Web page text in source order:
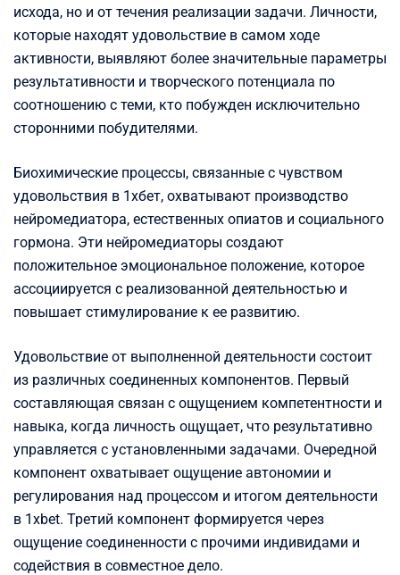
исхода, но и от течения реализации задачи. Личности,
которые находят удовольствие в самом ходе
активности, выявляют более значительные параметры
результативности и творческого потенциала по
соотношению с теми, кто побужден исключительно
сторонними побудителями.
Биохимические процессы, связанные с чувством
удовольствия в 1хбет, охватывают производство
нейромедиатора, естественных опиатов и социального
гормона. Эти нейромедиаторы создают
положительное эмоциональное положение, которое
ассоциируется с реализованной деятельностью и
повышает стимулирование к ее развитию.
Удовольствие от выполненной деятельности состоит
из различных соединенных компонентов. Первый
составляющая связан с ощущением компетентности и
навыка, когда личность ощущает, что результативно
управляется с установленными задачами. Очередной
компонент охватывает ощущение автономии и
регулирования над процессом и итогом деятельности
в 1xbet. Третий компонент формируется через
ощущение соединенности с прочими индивидами и
содействия в совместное дело.